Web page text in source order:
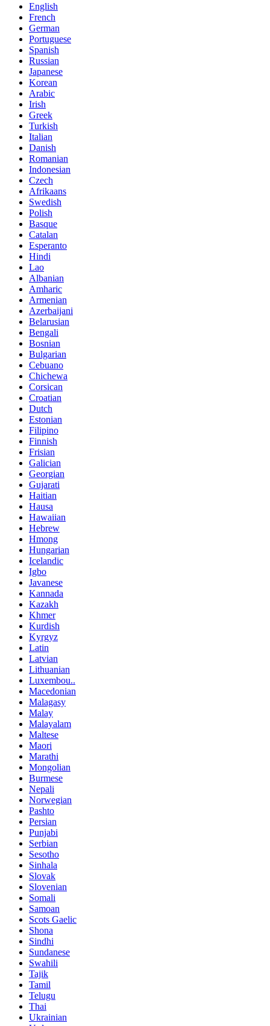
English
French
German
Portuguese
Spanish
Russian
Japanese
Korean
Arabic
Irish
Greek
Turkish
Italian
Danish
Romanian
Indonesian
Czech
Afrikaans
Swedish
Polish
Basque
Catalan
Esperanto
Hindi
Lao
Albanian
Amharic
Armenian
Azerbaijani
Belarusian
Bengali
Bosnian
Bulgarian
Cebuano
Chichewa
Corsican
Croatian
Dutch
Estonian
Filipino
Finnish
Frisian
Galician
Georgian
Gujarati
Haitian
Hausa
Hawaiian
Hebrew
Hmong
Hungarian
Icelandic
Igbo
Javanese
Kannada
Kazakh
Khmer
Kurdish
Kyrgyz
Latin
Latvian
Lithuanian
Luxembou..
Macedonian
Malagasy
Malay
Malayalam
Maltese
Maori
Marathi
Mongolian
Burmese
Nepali
Norwegian
Pashto
Persian
Punjabi
Serbian
Sesotho
Sinhala
Slovak
Slovenian
Somali
Samoan
Scots Gaelic
Shona
Sindhi
Sundanese
Swahili
Tajik
Tamil
Telugu
Thai
Ukrainian